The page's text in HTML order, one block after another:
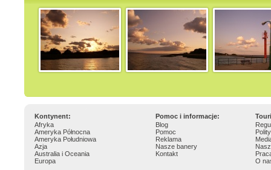
Kontynent: Pomoc i informacje:
Afryka
Ameryka Północna
Ameryka Południowa
Azja
Australia i Oceania
Europa
Blog
Pomoc
Reklama
Nasze banery
Kontakt
O